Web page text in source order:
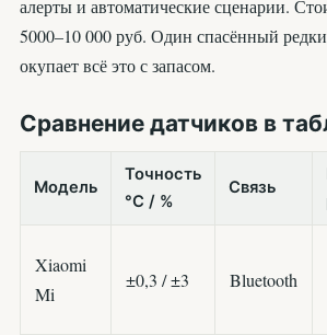
алерты и автоматические сценарии.
5000–10 000 руб. Один спасённый
окупает всё это с запасом.
Сравнение датчиков в
Модель
Точность
°C / %
Связь
Xiaomi
Mi
±0,3 / ±3 Bluetooth